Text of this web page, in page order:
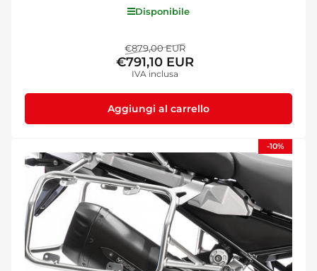
Disponibile
Prezzo
standard
€879,00 EURPrezzo
di
€791,10 EUR
IVA inclusa
Aggiungi al carrello
-10%